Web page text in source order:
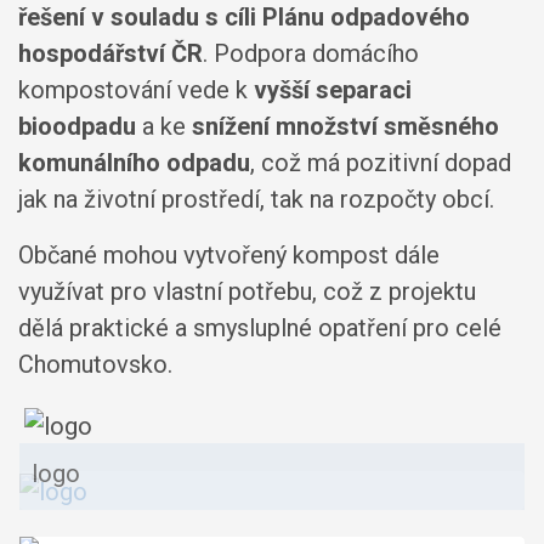
řešení v souladu s cíli Plánu odpadového
hospodářství ČR. Podpora domácího
kompostování vede k vyšší separaci
bioodpadu a ke snížení množství směsného
komunálního odpadu, což má pozitivní dopad
jak na životní prostředí, tak na rozpočty obcí.
Občané mohou vytvořený kompost dále
využívat pro vlastní potřebu, což z projektu
dělá praktické a smysluplné opatření pro celé
Chomutovsko.
logo